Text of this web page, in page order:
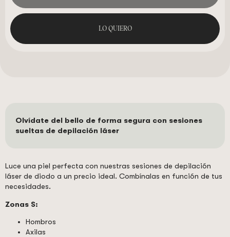
LO QUIERO
Olvídate del bello de forma segura con sesiones
sueltas de depilación láser
Luce una piel perfecta con nuestras sesiones de depilación
láser de diodo a un precio ideal. Combínalas en función de tus
necesidades.
Zonas S:
Hombros
Axilas